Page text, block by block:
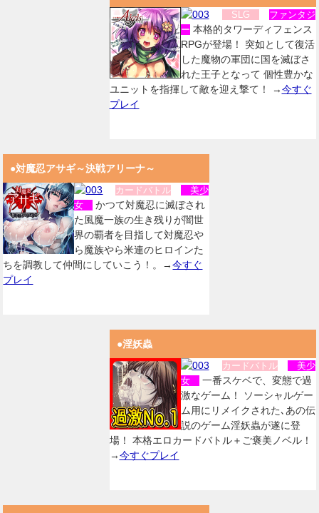
SLG
ファンタジ
ー 本格的タワーディフェンス
RPGが登場！ 突如として復活
した魔物の軍団に国を滅ぼさ
れた王子となって 個性豊かな
ユニットを指揮して敵を迎え撃て！ →今すぐ
プレイ
●対魔忍アサギ～決戦アリーナ～
カードバトル
美少
女
かつて対魔忍に滅ぼされ
た風魔一族の生き残りが闇世
界の覇者を目指して対魔忍や
ら魔族やら米連のヒロインた
ちを調教して仲間にしていこう！。→今すぐ
プレイ
●淫妖蟲
カードバトル
美少
女
一番スケベで、変態で過
激なゲーム！ ソーシャルゲー
ム用にリメイクされた､あの伝
説のゲーム淫妖蟲が遂に登
場！ 本格エロカードバトル＋ご褒美ノベル！
→今すぐプレイ